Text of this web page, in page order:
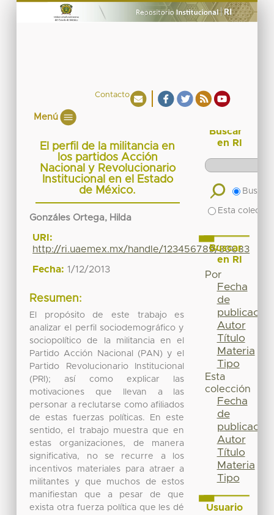
Contacto
Menú
El perfil de la militancia en
los partidos Acción
Nacional y Revolucionario
Institucional en el Estado
de México.
Gonzáles Ortega, Hilda
URI:
http://ri.uaemex.mx/handle/123456789/30083
Fecha: 1/12/2013
Resumen:
El propósito de este trabajo es
analizar el perfil sociodemográfico y
sociopolítico de la militancia en el
Partido Acción Nacional (PAN) y el
Partido Revolucionario Institucional
(PRI); así como explicar las
motivaciones que llevan a las
personar a reclutarse como afiliados
de estas fuerzas políticas. En este
sentido, el trabajo muestra que en
estas organizaciones, de manera
significativa, no se recurre a los
incentivos materiales para atraer a
militantes y que muchos de estos
manifiestan que a pesar de que
exista otra fuerza política que les dé
Buscar
en RI
Buscar
Esta
Buscar
en RI
Por
Fecha
de
publicación
Autor
Título
Materia
Tipo
Esta
colección
Fecha
de
publicación
Autor
Título
Materia
Tipo
Usuario